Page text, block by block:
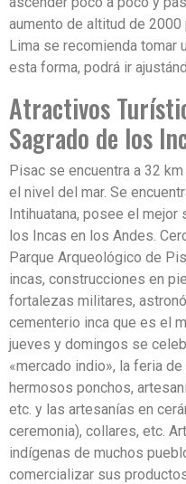
aumento de altitud de 2000
Lima se recomienda tomar
esta forma, podrá ir
Atractivos
Sagrado de los
Pisac se encuentra a 32
el nivel del mar. Se
Intihuatana, posee el
los Incas en los Andes.
Parque Arqueológico de
incas, construcciones en
fortalezas militares,
cementerio inca que es el
jueves y domingos se
«mercado indio», la feria
hermosos ponchos,
etc. y las artesanías en
ceremonia), collares, etc.
indígenas de muchos
comercializar sus